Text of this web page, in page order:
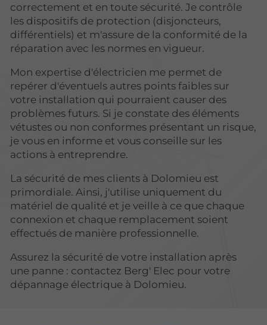
correctement et en toute sécurité. Je contrôle
les dispositifs de protection (disjoncteurs,
différentiels) et m'assure de la conformité de la
réparation avec les normes en vigueur.
Mon expertise d'électricien me permet de
repérer d'éventuels autres points faibles sur
votre installation qui pourraient causer des
problèmes futurs. Si je constate des éléments
vétustes ou non conformes présentant un risque,
je vous en informe et vous conseille sur les
actions à entreprendre.
La sécurité de mes clients à Dolomieu est
primordiale. Ainsi, j'utilise uniquement du
matériel de qualité et je veille à ce que chaque
connexion et chaque remplacement soient
effectués de manière professionnelle.
Assurez la sécurité de votre installation après
une panne : contactez Berg' Elec pour votre
dépannage électrique à Dolomieu.